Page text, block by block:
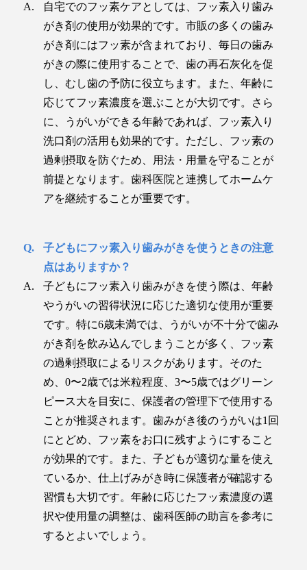
自宅でのフッ素ケアとしては、フッ素入り歯み
がき剤の使用が効果的です。市販の多くの歯み
がき剤にはフッ素が含まれており、毎日の歯み
がきの際に使用することで、歯の再石灰化を促
し、むし歯の予防に役立ちます。また、年齢に
応じてフッ素濃度を選ぶことが大切です。さら
に、うがいができる年齢であれば、フッ素入り
洗口剤の活用も効果的です。ただし、フッ素の
過剰摂取を防ぐため、用法・用量を守ることが
前提となります。歯科医院と連携してホームケ
アを継続することが重要です。
子どもにフッ素入り歯みがきを使うときの注意
点はありますか？
子どもにフッ素入り歯みがきを使う際は、年齢
やうがいの習得状況に応じた適切な使用が重要
です。特に6歳未満では、うがいが不十分で歯み
がき剤を飲み込んでしまうことが多く、フッ素
の過剰摂取によるリスクがあります。そのた
め、0〜2歳では米粒程度、3〜5歳ではグリーン
ピース大を目安に、保護者の管理下で使用する
ことが推奨されます。歯みがき後のうがいは1回
にとどめ、フッ素をお口に残すようにすること
が効果的です。また、子どもが適切な量を使え
ているか、仕上げみがき時に保護者が確認する
習慣も大切です。年齢に応じたフッ素濃度の選
択や使用量の調整は、歯科医師の助言を参考に
するとよいでしょう。